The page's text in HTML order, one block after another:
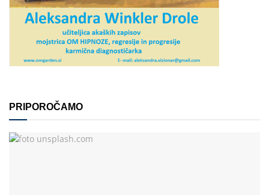
PRIPOROČAMO